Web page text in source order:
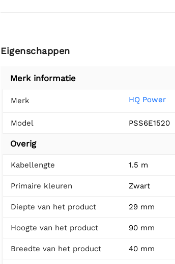
Eigenschappen
Merk informatie
Merk HQ Power
Model PSS6E1520
Overig
Kabellengte 1.5 m
Primaire kleuren Zwart
Diepte van het product 29 mm
Hoogte van het product 90 mm
Breedte van het product 40 mm